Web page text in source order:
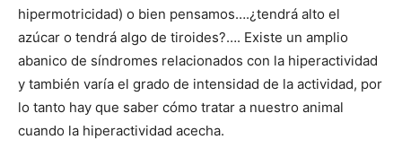
Perros
–
hipermotricidad) o bien pensamos….¿tendrá alto el
azúcar o tendrá algo de tiroides?…. Existe un amplio
abanico de síndromes relacionados con la hiperactividad
y también varía el grado de intensidad de la actividad, por
lo tanto hay que saber cómo tratar a nuestro animal
cuando la hiperactividad acecha.